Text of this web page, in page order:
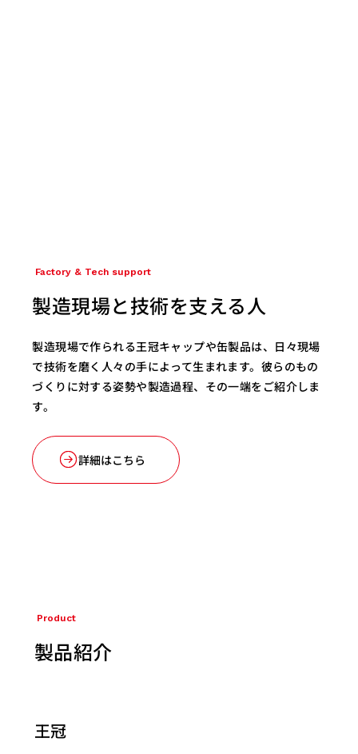
Factory & Tech support
製造現場と技術を支える人
製造現場で作られる王冠キャップや缶製品は、日々現場
で技術を磨く人々の手によって生まれます。彼らのもの
づくりに対する姿勢や製造過程、その一端をご紹介しま
す。
詳細はこちら
Product
​製品紹介
王冠